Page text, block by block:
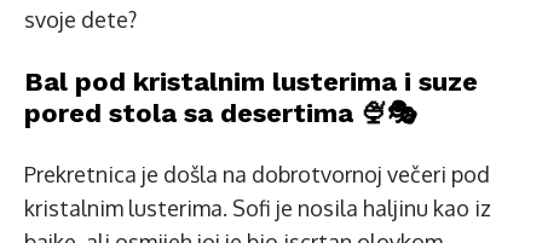
svoje dete?
Bal pod kristalnim lusterima i suze
pored stola sa desertima 🍨🎭
Prekretnica je došla na dobrotvornoj večeri pod
kristalnim lusterima. Sofi je nosila haljinu kao iz